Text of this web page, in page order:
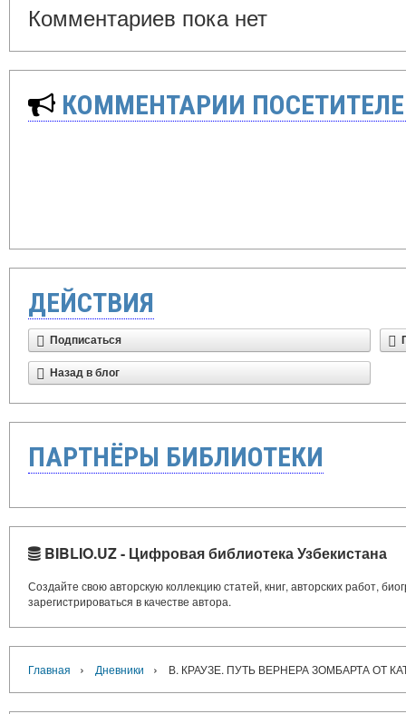
Комментариев пока нет
КОММЕНТАРИИ
ДЕЙСТВИЯ
Подписаться
Назад в блог
ПАРТНЁРЫ БИБЛИОТЕКИ
BIBLIO.UZ - Цифровая библиотека Узбекистана
Создайте свою авторскую коллекцию статей, книг, авторских работ,
зарегистрироваться в качестве автора.
Главная › Дневники › В. КРАУЗЕ. ПУТЬ ВЕРНЕРА ЗОМБАРТА ОТ